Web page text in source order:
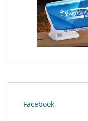
Facebook